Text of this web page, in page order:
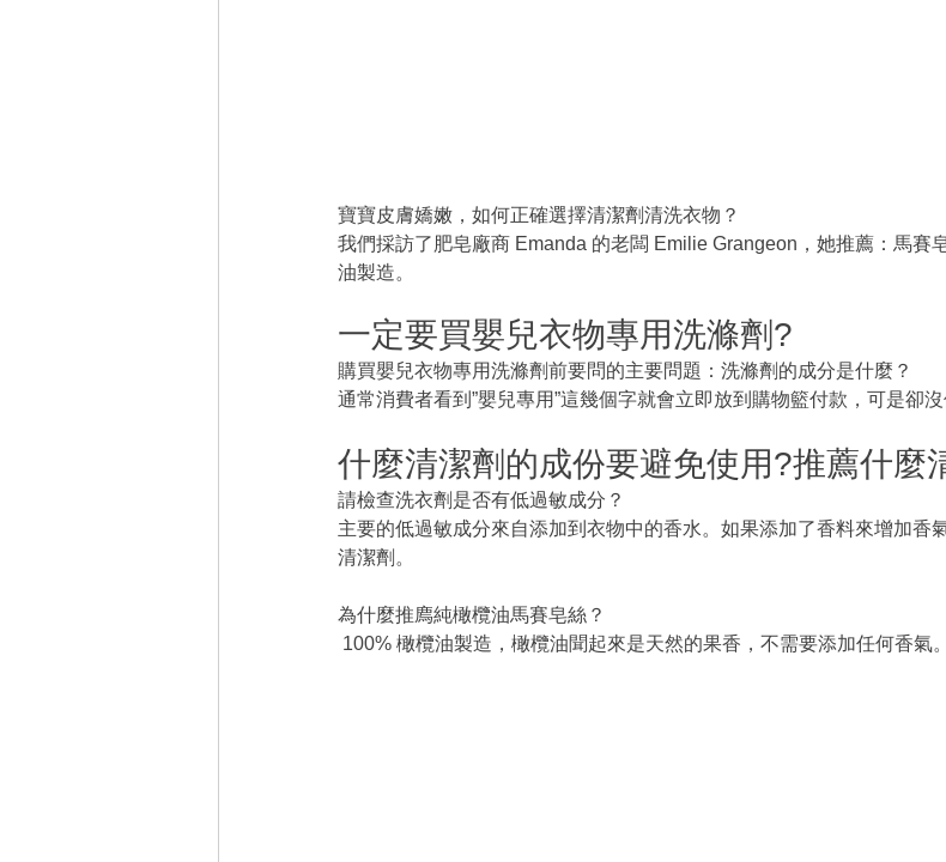
寶寶皮膚嬌嫩，如何正確選擇清潔劑清洗衣物？
我們採訪了肥皂廠商 Emanda 的老闆 Emilie Grangeon，她推薦：馬賽
油製造。
一定要買嬰兒衣物專用洗滌劑?
購買嬰兒衣物專用洗滌劑前要問的主要問題：洗滌劑的成分是什麼？
通常消費者看到”嬰兒專用”這幾個字就會立即放到購物籃付款，可是卻
什麼清潔劑的成份要避免使用?推薦什麼
請檢查洗衣劑是否有低過敏成分？
主要的低過敏成分來自添加到衣物中的香水。如果添加了香料來增加香
清潔劑。
為什麼推廌純橄欖油馬賽皂絲？
100% 橄欖油製造，橄欖油聞起來是天然的果香，不需要添加任何香氣。